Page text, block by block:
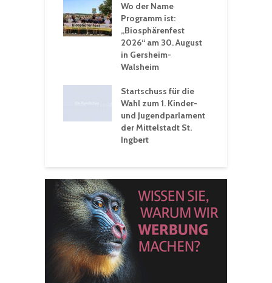
Wo der Name
Programm ist:
„Biosphärenfest
2026“ am 30. August
in Gersheim-
Walsheim
Startschuss für die
Wahl zum 1. Kinder-
und Jugendparlament
der Mittelstadt St.
Ingbert